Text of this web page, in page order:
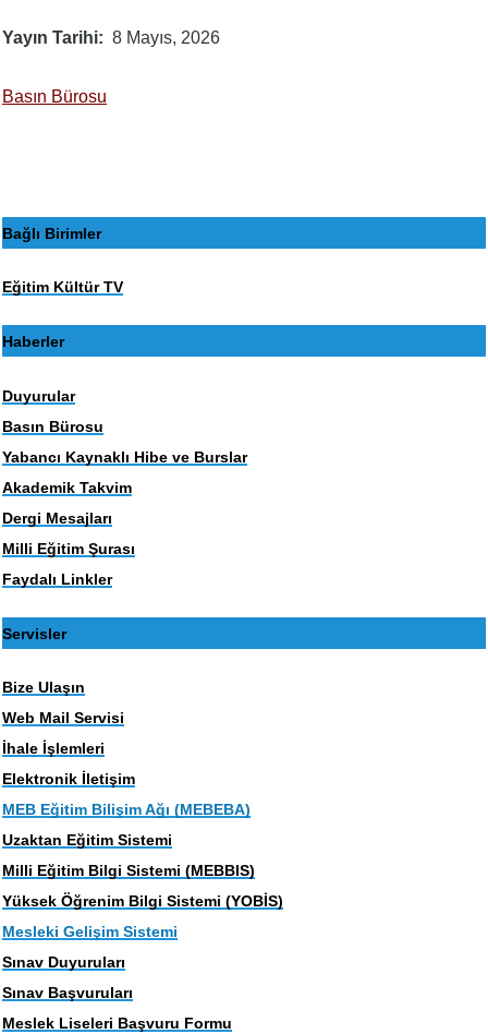
Yayın Tarihi 8 Mayıs, 2026
Basın Bürosu
Bağlı Birimler
Eğitim Kültür TV
Haberler
Duyurular
Basın Bürosu
Yabancı Kaynaklı Hibe ve Burslar
Akademik Takvim
Dergi Mesajları
Milli Eğitim Şurası
Faydalı Linkler
Servisler
Bize Ulaşın
Web Mail Servisi
İhale İşlemleri
Elektronik İletişim
MEB Eğitim Bilişim Ağı (MEBEBA)
Uzaktan Eğitim Sistemi
Milli Eğitim Bilgi Sistemi (MEBBIS)
Yüksek Öğrenim Bilgi Sistemi (YOBİS)
Mesleki Gelişim Sistemi
Sınav Duyuruları
Sınav Başvuruları
Meslek Liseleri Başvuru Formu